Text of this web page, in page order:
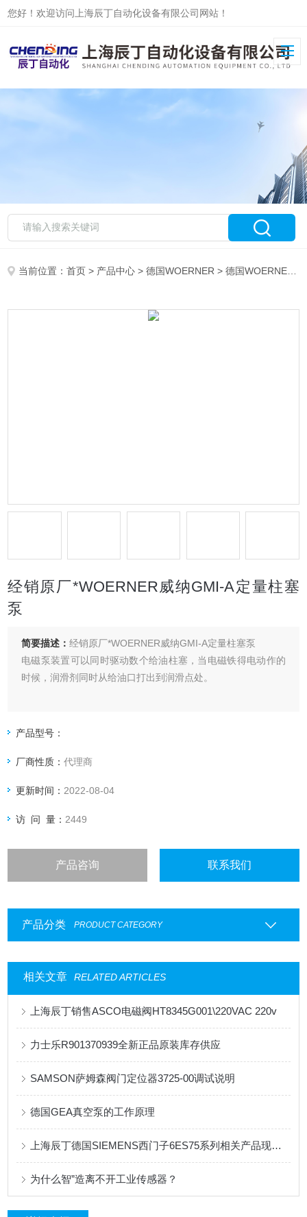
您好！欢迎访问上海辰丁自动化设备有限公司网站！
当前位置：首页 > 产品中心 >德国WOERNER >德国WOERNER泵
经销原厂*WOERNER威纳GMI-A定量柱塞
泵
简要描述：经销原厂*WOERNER威纳GMI-A定量柱塞泵
电磁泵装置可以同时驱动数个给油柱塞，当电磁铁得电动作的
时候，润滑剂同时从给油口打出到润滑点处。
产品型号：
厂商性质：代理商
更新时间： 2022-08-04
访 问 量： 2449
产品咨询 联系我们
产品分类 PRODUCT CATEGORY
相关文章 RELATED ARTICLES
上海辰丁销售ASCO电磁阀HT8345G001\220VAC 220v
力士乐R901370939全新正品原装库存供应
SAMSON萨姆森阀门定位器3725-00调试说明
德国GEA真空泵的工作原理
上海辰丁德国SIEMENS西门子6ES75系列相关产品现货，欢迎咨询!
为什么智”造离不开工业传感器？